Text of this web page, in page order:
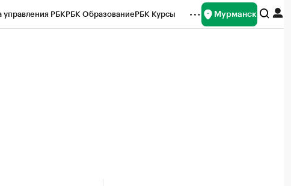
управления РБКРБК ОбразованиеРБК Курсы Мурманск